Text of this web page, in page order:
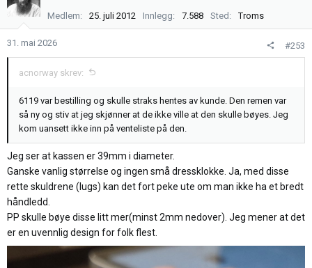
Medlem 25. juli 2012 Innlegg 7.588 Sted Troms
31. mai 2026 #253
acnorway skrev:
6119 var bestilling og skulle straks hentes av kunde. Den remen var
så ny og stiv at jeg skjønner at de ikke ville at den skulle bøyes. Jeg
kom uansett ikke inn på venteliste på den.
Jeg ser at kassen er 39mm i diameter.
Ganske vanlig størrelse og ingen små dressklokke. Ja, med disse
rette skuldrene (lugs) kan det fort peke ute om man ikke ha et bredt
håndledd.
PP skulle bøye disse litt mer(minst 2mm nedover). Jeg mener at det
er en uvennlig design for folk flest.